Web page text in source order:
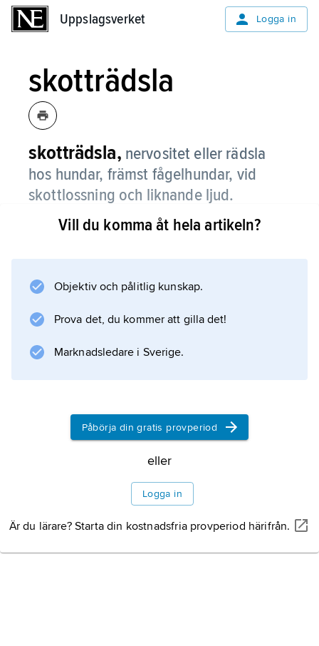
Uppslagsverket Logga in
skotträdsla
skotträdsla, nervositet eller rädsla
hos hundar, främst fågelhundar, vid
skottlossning och liknande ljud.
Rädslan kan vara ärftligt betingad. Den kan
Vill du komma åt hela artikeln?
Objektiv och pålitlig kunskap.
Prova det, du kommer att gilla det!
Marknadsledare i Sverige.
Påbörja din gratis provperiod
eller
Logga in
Är du lärare? Starta din kostnadsfria provperiod härifrån.